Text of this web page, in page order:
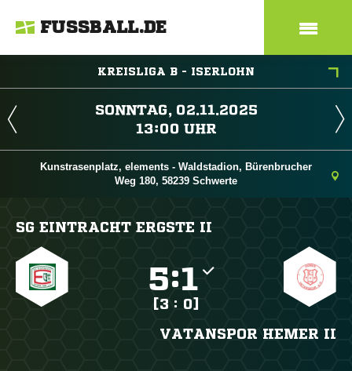
FUSSBALL.DE
KREISLIGA B - ISERLOHN
 
 
Kunstrasenplatz, elements - Waldstadion, Bürenbrucher
Weg 180, 58239 Schwerte
SG EINTRACHT ERGSTE II
:
[3 : 0]
VATANSPOR HEMER II